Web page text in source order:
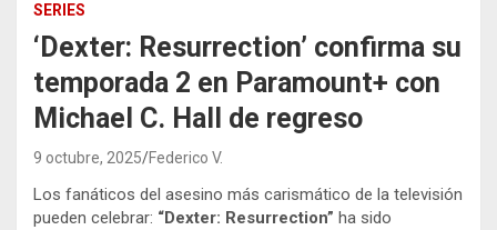
SERIES
‘Dexter: Resurrection’ confirma su
temporada 2 en Paramount+ con
Michael C. Hall de regreso
9 octubre, 2025 Federico V.
Los fanáticos del asesino más carismático de la televisión
pueden celebrar: “Dexter: Resurrection” ha sido